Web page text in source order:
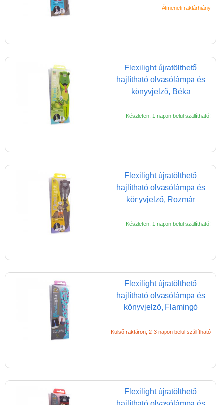
Átmeneti raktárhiány
Flexilight újratölthető
hajlítható olvasólámpa és
könyvjelző, Béka
Készleten, 1 napon belül szállítható!
Flexilight újratölthető
hajlítható olvasólámpa és
könyvjelző, Rozmár
Készleten, 1 napon belül szállítható!
Flexilight újratölthető
hajlítható olvasólámpa és
könyvjelző, Flamingó
Külső raktáron, 2-3 napon belül szállítható
Flexilight újratölthető
hajlítható olvasólámpa és
Vélemények
ÁSZF
de akár INGYEN!
1-3 munkanapos kiszállítás
kedvezmény
Akiket támogatunk
Garancia
Játék rendelés - Az internetes
vásárlás előnyei